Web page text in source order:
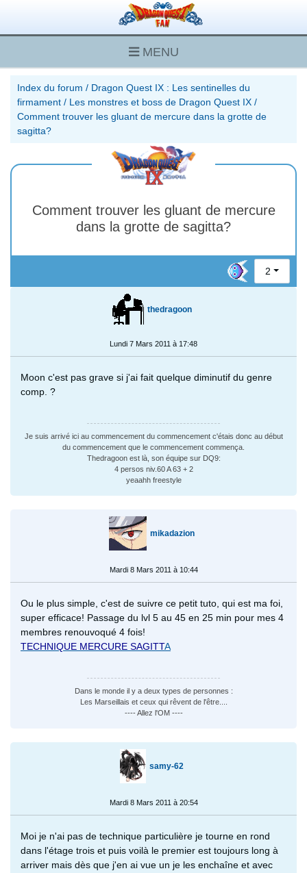
MENU
Index du forum / Dragon Quest IX : Les sentinelles du
firmament / Les monstres et boss de Dragon Quest IX /
Comment trouver les gluant de mercure dans la grotte de
sagitta?
Comment trouver les gluant de mercure
dans la grotte de sagitta?
2
thedragoon
Lundi 7 Mars 2011 à 17:48
Moon c'est pas grave si j'ai fait quelque diminutif du genre
comp. ?
Je suis arrivé ici au commencement du commencement c'étais donc au début
du commencement que le commencement commença.
Thedragoon est là, son équipe sur DQ9:
4 persos niv.60 A 63 + 2
yeaahh freestyle
mikadazion
Mardi 8 Mars 2011 à 10:44
Ou le plus simple, c'est de suivre ce petit tuto, qui est ma foi,
super efficace! Passage du lvl 5 au 45 en 25 min pour mes 4
membres renouvoqué 4 fois!
TECHNIQUE MERCURE SAGITTA
Dans le monde il y a deux types de personnes :
Les Marseillais et ceux qui rêvent de l'être....
---- Allez l'OM ----
samy-62
Mardi 8 Mars 2011 à 20:54
Moi je n'ai pas de technique particulière je tourne en rond
dans l'étage trois et puis voilà le premier est toujours long à
arriver mais dès que j'en ai vue un je les enchaîne et avec